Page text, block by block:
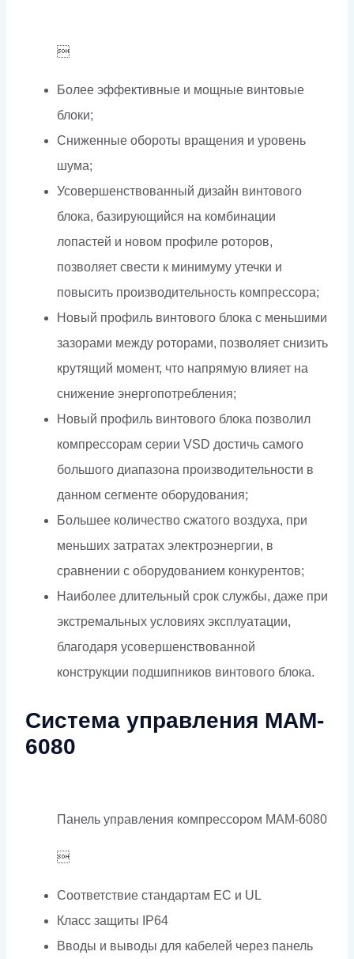

Более эффективные и мощные винтовые
блоки;
Сниженные обороты вращения и уровень
шума;
Усовершенствованный дизайн винтового
блока, базирующийся на комбинации
лопастей и новом профиле роторов,
позволяет свести к минимуму утечки и
повысить производительность компрессора;
Новый профиль винтового блока с меньшими
зазорами между роторами, позволяет снизить
крутящий момент, что напрямую влияет на
снижение энергопотребления;
Новый профиль винтового блока позволил
компрессорам серии VSD достичь самого
большого диапазона производительности в
данном сегменте оборудования;
Большее количество сжатого воздуха, при
меньших затратах электроэнергии, в
сравнении с оборудованием конкурентов;
Наиболее длительный срок службы, даже при
экстремальных условиях эксплуатации,
благодаря усовершенствованной
конструкции подшипников винтового блока.
Система управления MAM-
6080
Панель управления компрессором MAM-6080

Соответствие стандартам EC и UL
Класс защиты IP64
Вводы и выводы для кабелей через панель